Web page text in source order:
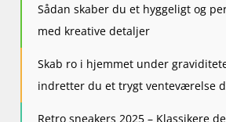
Sådan skaber du et hyggeligt og
med kreative detaljer
Skab ro i hjemmet under
indretter du et trygt venteværelse
Retro sneakers 2025 – Klassikere